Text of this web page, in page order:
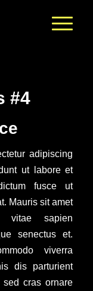
#4
adipiscing
ut labore et
fusce ut
Mauris sit amet
vitae sapien
senectus et.
viverra
dis parturient
sed cras ornare